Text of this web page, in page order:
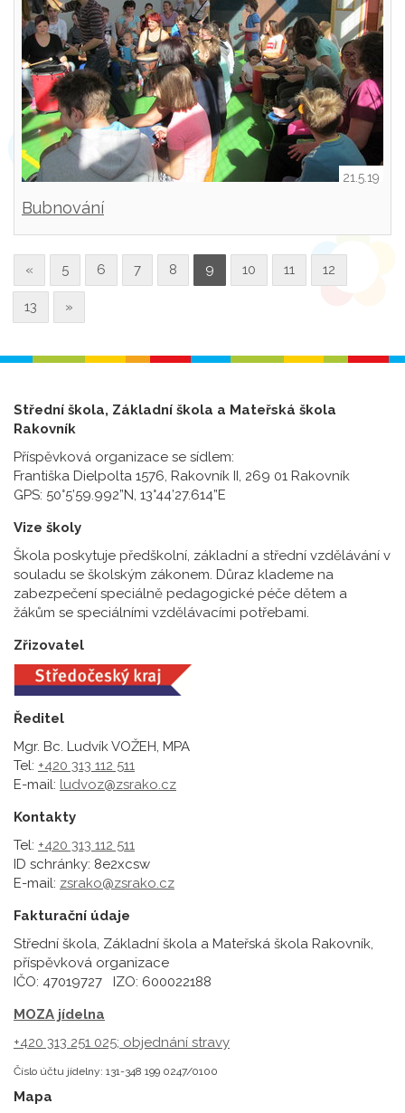
21.5.19
Bubnování
« 5 6 7 8 9 10 11 12
13 »
Střední škola, Základní škola a Mateřská škola
Rakovník
Příspěvková organizace se sídlem:
Františka Dielpolta 1576, Rakovník II, 269 01 Rakovník
GPS: 50°5’59.992”N, 13°44’27.614”E
Vize školy
Škola poskytuje předškolní, základní a střední vzdělávání v
souladu se školským zákonem. Důraz klademe na
zabezpečení speciálně pedagogické péče dětem a
žákům se speciálními vzdělávacími potřebami.
Zřizovatel
Ředitel
Mgr. Bc. Ludvík VOŽEH, MPA
Tel: +420 313 112 511
E-mail: ludvoz@zsrako.cz
Kontakty
Tel: +420 313 112 511
ID schránky: 8e2xcsw
E-mail: zsrako@zsrako.cz
Fakturační údaje
Střední škola, Základní škola a Mateřská škola Rakovník,
příspěvková organizace
IČO: 47019727 IZO: 600022188
MOZA jídelna
+420 313 251 025; objednání stravy
Číslo účtu jídelny: 131-348 199 0247/0100
Mapa